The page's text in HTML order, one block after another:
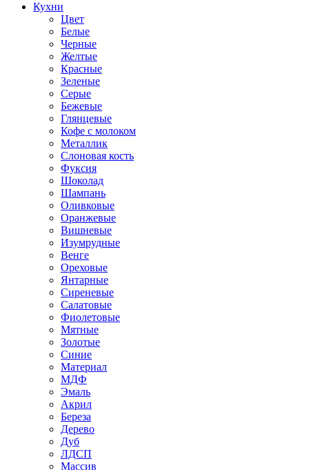
Кухни
Цвет
Белые
Черные
Желтые
Красные
Зеленые
Серые
Бежевые
Глянцевые
Кофе с молоком
Металлик
Слоновая кость
Фуксия
Шоколад
Шампань
Оливковые
Оранжевые
Вишневые
Изумрудные
Венге
Ореховые
Янтарные
Сиреневые
Салатовые
Фиолетовые
Мятные
Золотые
Синие
Материал
МДФ
Эмаль
Акрил
Береза
Дерево
Дуб
ЛДСП
Массив